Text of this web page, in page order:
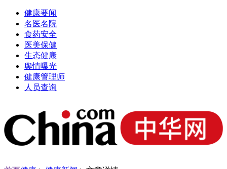
健康要闻
名医名院
食药安全
医美保健
生态健康
舆情曝光
健康管理师
人员查询